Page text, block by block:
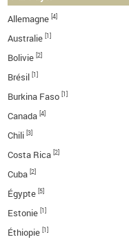
Allemagne [4]
Australie [1]
Bolivie [2]
Brésil [1]
Burkina Faso [1]
Canada [4]
Chili [3]
Costa Rica [2]
Cuba [2]
Égypte [5]
Estonie [1]
Éthiopie [1]